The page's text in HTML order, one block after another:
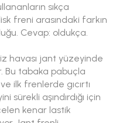
sıkça
freni arasındaki farkın
Cevap: oldukça.
havası jant yüzeyinde
Bu tabaka pabuçla
ilk frenlerde gıcırtı
sürekli aşındırdığı için
kenar lastik